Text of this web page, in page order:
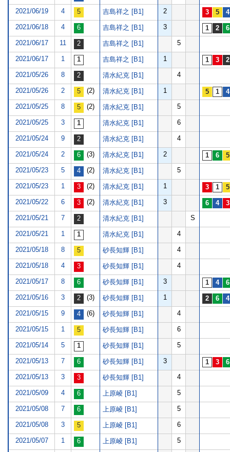
2021/06/19 4 吉島祥之 [B1] 2
2021/06/18 4 吉島祥之 [B1] 3
2021/06/17 11 吉島祥之 [B1] 5
2021/06/17 1 吉島祥之 [B1] 1
2021/05/26 8 清水紀克 [B1] 4
2021/05/26 2 (2) 清水紀克 [B1] 1
2021/05/25 8 (2) 清水紀克 [B1] 5
2021/05/25 3 清水紀克 [B1] 6
2021/05/24 9 清水紀克 [B1] 4
2021/05/24 2 (3) 清水紀克 [B1] 2
2021/05/23 5 (2) 清水紀克 [B1] 5
2021/05/23 1 (2) 清水紀克 [B1] 1
2021/05/22 6 (2) 清水紀克 [B1] 3
2021/05/21 7 清水紀克 [B1] S
2021/05/21 1 清水紀克 [B1] 4
2021/05/18 8 砂長知輝 [B1] 4
2021/05/18 4 砂長知輝 [B1] 4
2021/05/17 8 砂長知輝 [B1] 3
2021/05/16 3 (3) 砂長知輝 [B1] 1
2021/05/15 9 (6) 砂長知輝 [B1] 4
2021/05/15 1 砂長知輝 [B1] 6
2021/05/14 5 砂長知輝 [B1] 5
2021/05/13 7 砂長知輝 [B1] 3
2021/05/13 3 砂長知輝 [B1] 4
2021/05/09 4 上原崚 [B1] 5
2021/05/08 7 上原崚 [B1] 5
2021/05/08 3 上原崚 [B1] 6
2021/05/07 1 上原崚 [B1] 5